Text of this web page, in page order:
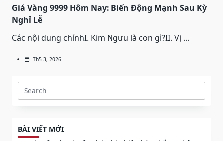
Giá Vàng 9999 Hôm Nay: Biến Động Mạnh Sau Kỳ
Nghỉ Lễ
Các nội dung chínhI. Kim Ngưu là con gì?II. Vị ...
Th5 3, 2026
Search
BÀI VIẾT MỚI